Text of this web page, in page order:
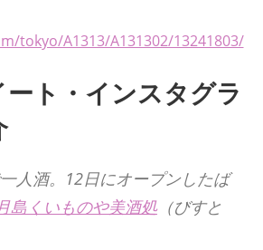
tokyo/A1313/A131302/13241803/
ト・インスタグラ
人酒。12日にオープンしたば
島くいものや美酒処（びすと